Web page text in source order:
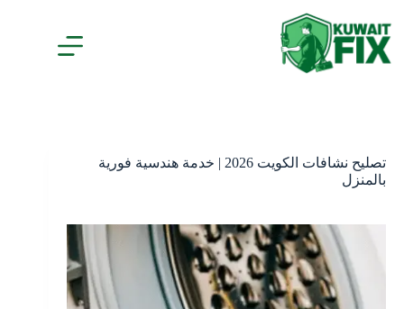
إلى
المحتوى
تصليح نشافات الكويت 2026 | خدمة هندسية فورية
بالمنزل